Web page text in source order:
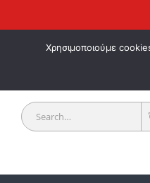
Χρησιμοποιούμε